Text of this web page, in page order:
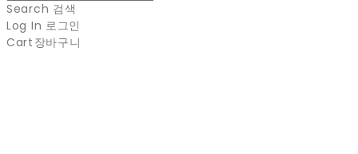
Search 검색
Log In 로그인
Cart 장바구니